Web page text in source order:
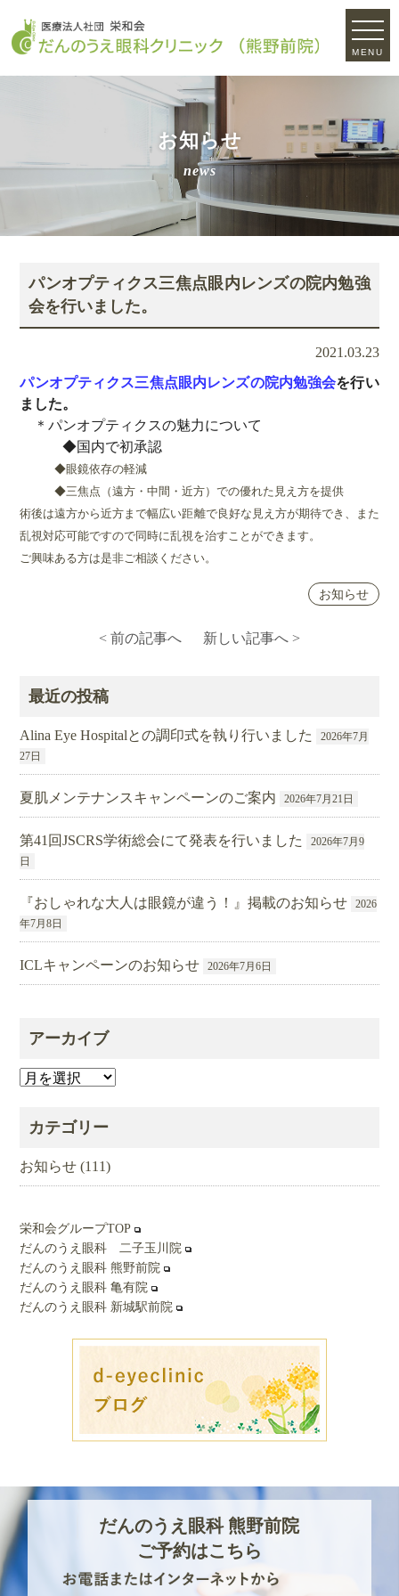
MENU
お知らせ
news
パンオプティクス三焦点眼内レンズの院内勉強
会を行いました。
2021.03.23
パンオプティクス三焦点眼内レンズの院内勉強会を行い
ました。
＊パンオプティクスの魅力について
◆国内で初承認
◆眼鏡依存の軽減
◆三焦点（遠方・中間・近方）での優れた見え方を提供
術後は遠方から近方まで幅広い距離で良好な見え方が期待でき、また
乱視対応可能ですので同時に乱視を治すことができます。
ご興味ある方は是非ご相談ください。
お知らせ
< 前の記事へ 新しい記事へ >
最近の投稿
Alina Eye Hospitalとの調印式を執り行いました
2026年7月
27日
夏肌メンテナンスキャンペーンのご案内 2026年7月21日
第41回JSCRS学術総会にて発表を行いました
2026年7月9
日
『おしゃれな大人は眼鏡が違う！』掲載のお知らせ
2026
年7月8日
ICLキャンペーンのお知らせ 2026年7月6日
アーカイブ
ア
ブ
カテゴリー
お知らせ (111)
栄和会グループTOP
だんのうえ眼科 二子玉川院
だんのうえ眼科 熊野前院
だんのうえ眼科 亀有院
だんのうえ眼科 新城駅前院
だんのうえ眼科 熊野前院
ご予約はこちら